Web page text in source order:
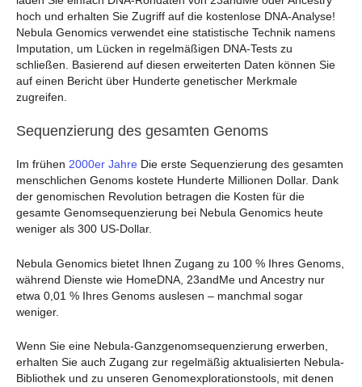
hoch und erhalten Sie Zugriff auf die kostenlose DNA-Analyse!
Nebula Genomics verwendet eine statistische Technik namens
Imputation, um Lücken in regelmäßigen DNA-Tests zu
schließen. Basierend auf diesen erweiterten Daten können Sie
auf einen Bericht über Hunderte genetischer Merkmale
zugreifen.
Sequenzierung des gesamten Genoms
Im frühen 2000er Jahre Die erste Sequenzierung des gesamten
menschlichen Genoms kostete Hunderte Millionen Dollar. Dank
der genomischen Revolution betragen die Kosten für die
gesamte Genomsequenzierung bei Nebula Genomics heute
weniger als 300 US-Dollar.
Nebula Genomics bietet Ihnen Zugang zu 100 % Ihres Genoms,
während Dienste wie HomeDNA, 23andMe und Ancestry nur
etwa 0,01 % Ihres Genoms auslesen – manchmal sogar
weniger.
Wenn Sie eine Nebula-Ganzgenomsequenzierung erwerben,
erhalten Sie auch Zugang zur regelmäßig aktualisierten Nebula-
Bibliothek und zu unseren Genomexplorationstools, mit denen